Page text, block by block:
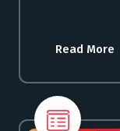
Read More